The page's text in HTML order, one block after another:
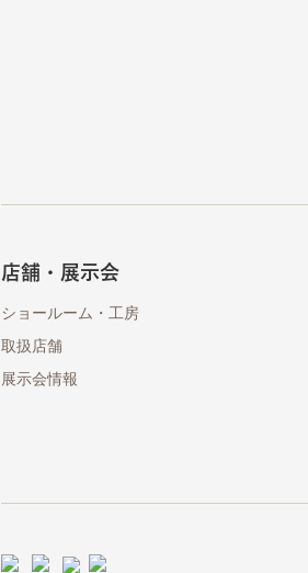
店舗・展示会
ショールーム・工房
取扱店舗
展示会情報